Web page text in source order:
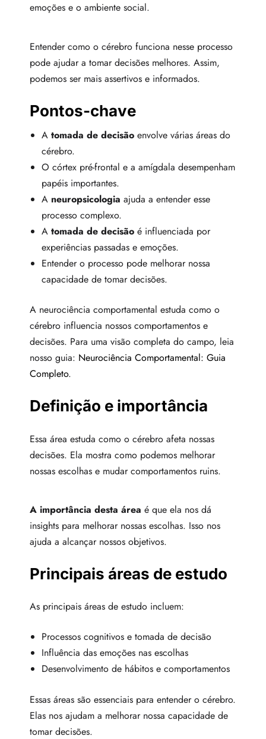
emoções e o ambiente social.
Entender como o cérebro funciona nesse processo
pode ajudar a tomar decisões melhores. Assim,
podemos ser mais assertivos e informados.
Pontos-chave
A tomada de decisão envolve várias áreas do
cérebro.
O córtex pré-frontal e a amígdala desempenham
papéis importantes.
A neuropsicologia ajuda a entender esse
processo complexo.
A tomada de decisão é influenciada por
experiências passadas e emoções.
Entender o processo pode melhorar nossa
capacidade de tomar decisões.
A neurociência comportamental estuda como o
cérebro influencia nossos comportamentos e
decisões. Para uma visão completa do campo, leia
nosso guia: Neurociência Comportamental: Guia
Completo.
Definição e importância
Essa área estuda como o cérebro afeta nossas
decisões. Ela mostra como podemos melhorar
nossas escolhas e mudar comportamentos ruins.
A importância desta área é que ela nos dá
insights para melhorar nossas escolhas. Isso nos
ajuda a alcançar nossos objetivos.
Principais áreas de estudo
As principais áreas de estudo incluem:
Processos cognitivos e tomada de decisão
Influência das emoções nas escolhas
Desenvolvimento de hábitos e comportamentos
Essas áreas são essenciais para entender o cérebro.
Elas nos ajudam a melhorar nossa capacidade de
tomar decisões.